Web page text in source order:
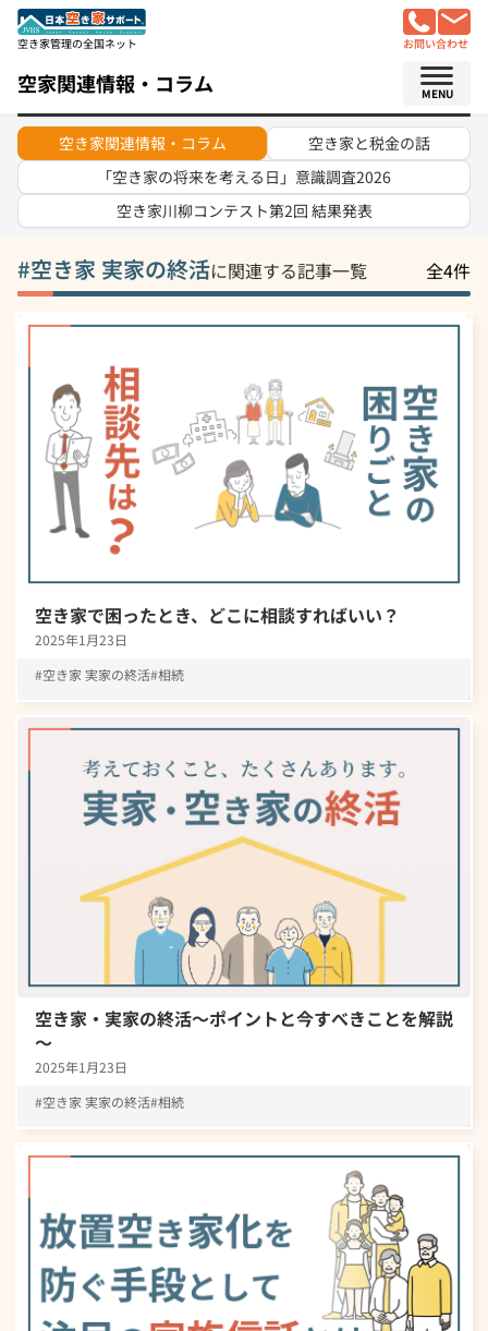
空き家管理の全国ネット お問い合わせ
空家関連情報・コラム MENU
空き家関連情報・コラム
空き家と税金の話
「空き家の将来を考える日」意識調査2026
空き家川柳コンテスト第2回 結果発表
空き家 実家の終活に関連する記事一覧 全4件
空き家で困ったとき、どこに相談すればいい？
2025年1月23日
空き家 実家の終活 相続
空き家・実家の終活～ポイントと今すべきことを解説
～
2025年1月23日
空き家 実家の終活 相続